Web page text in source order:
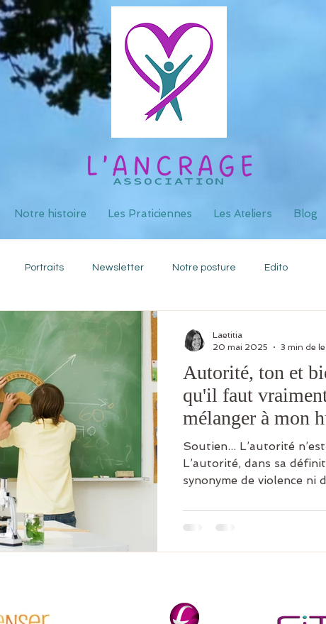
Notre histoire Les Praticiennes Les Ateliers Blog
Portraits Newsletter Notre posture Edito
Autorité, ton et
qu'il faut
mélanger à mon
Soutien... L’autorité n’est pas la malveillance.
L’autorité, dans sa
synonyme de violence ni
Laetitia
20 mai 2025
3 min de